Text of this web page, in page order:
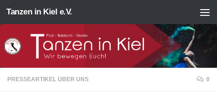
Zum Inhalt springen
Tanzen in Kiel e.V.
PRESSEARTIKEL ÜBER UNS 0